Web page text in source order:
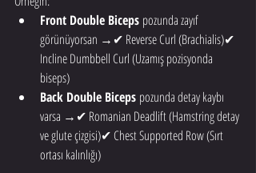
Front Double Biceps pozunda zayıf
görünüyorsan →✔ Reverse Curl (Brachialis)✔
Incline Dumbbell Curl (Uzamış pozisyonda
biseps)
Back Double Biceps pozunda detay kaybı
varsa →✔ Romanian Deadlift (Hamstring detay
ve glute çizgisi)✔ Chest Supported Row (Sırt
ortası kalınlığı)